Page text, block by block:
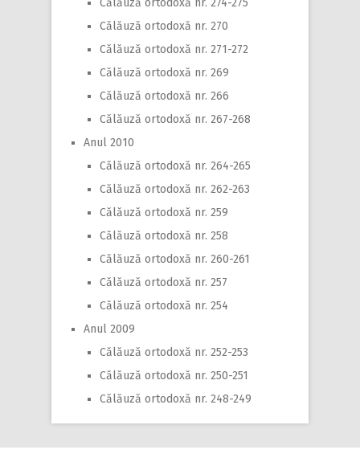
Călăuză ortodoxă nr. 274-275
Călăuză ortodoxă nr. 270
Călăuză ortodoxă nr. 271-272
Călăuză ortodoxă nr. 269
Călăuză ortodoxă nr. 266
Călăuză ortodoxă nr. 267-268
Anul 2010
Călăuză ortodoxă nr. 264-265
Călăuză ortodoxă nr. 262-263
Călăuză ortodoxă nr. 259
Călăuză ortodoxă nr. 258
Călăuză ortodoxă nr. 260-261
Călăuză ortodoxă nr. 257
Călăuză ortodoxă nr. 254
Anul 2009
Călăuză ortodoxă nr. 252-253
Călăuză ortodoxă nr. 250-251
Călăuză ortodoxă nr. 248-249